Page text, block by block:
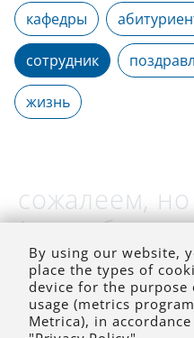
кафедры
сотрудник
жизнь
сожалеем,
(на
By using our website,
place the types of
device for the purpose
usage (metrics
Metrica), in